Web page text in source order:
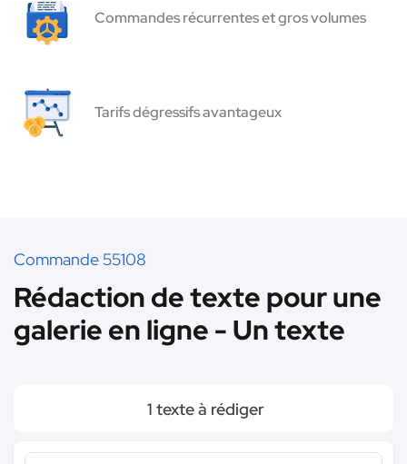
Commandes récurrentes et gros volumes
Tarifs dégressifs avantageux
Commande 55108
Rédaction de texte pour une
galerie en ligne - Un texte
1 texte à rédiger